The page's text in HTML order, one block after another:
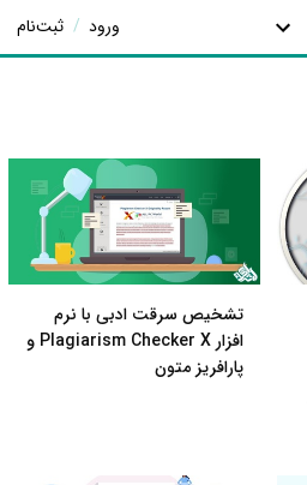
ورود / ثبت‌نام
تشخیص سرقت ادبی با نرم
افزار Plagiarism Checker X و
پارافریز متون